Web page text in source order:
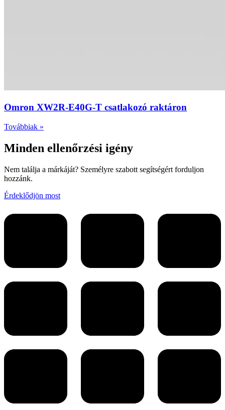
Omron XW2R-E40G-T csatlakozó raktáron
Továbbiak »
Minden ellenőrzési igény
Nem találja a márkáját? Személyre szabott segítségért forduljon
hozzánk.
Érdeklődjön most